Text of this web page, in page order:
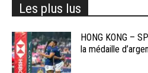
Les plus lus
HONG KONG –
la médaille